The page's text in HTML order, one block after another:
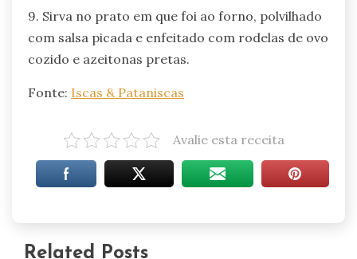
9. Sirva no prato em que foi ao forno, polvilhado
com salsa picada e enfeitado com rodelas de ovo
cozido e azeitonas pretas.
Fonte: Iscas & Pataniscas
Avalie esta receita
Related Posts